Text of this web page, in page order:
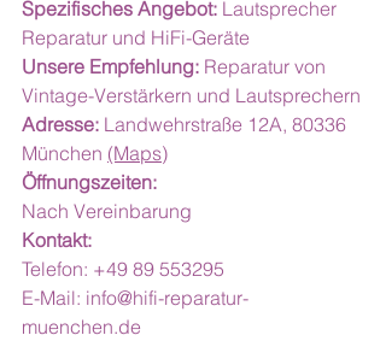
Spezifisches Angebot: Lautsprecher
Reparatur und HiFi-Geräte
Unsere Empfehlung: Reparatur von
Vintage-Verstärkern und Lautsprechern
Adresse: Landwehrstraße 12A, 80336
München (Maps)
Öffnungszeiten:
Nach Vereinbarung
Kontakt:
Telefon: +49 89 553295
E-Mail: info@hifi-reparatur-
muenchen.de